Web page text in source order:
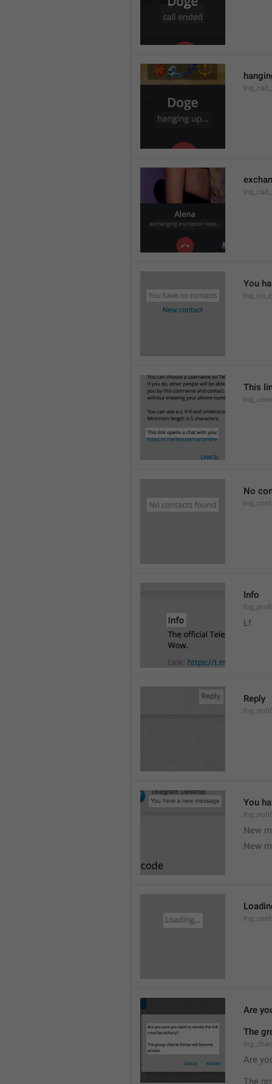
You
This
No
Info
Lf
Reply
You
New
New
Are
The
Are
The